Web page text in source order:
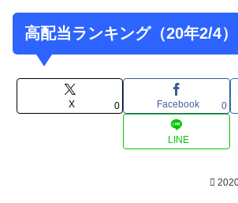
高配当ランキング（20年2/4）
X 0 Facebook 0
LINE